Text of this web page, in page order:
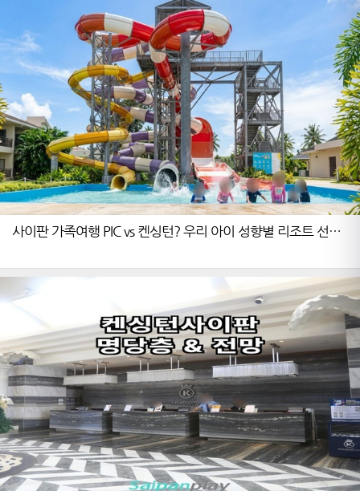
사이판 가족여행 PIC vs 켄싱턴? 우리 아이 성향별 리조트 선택